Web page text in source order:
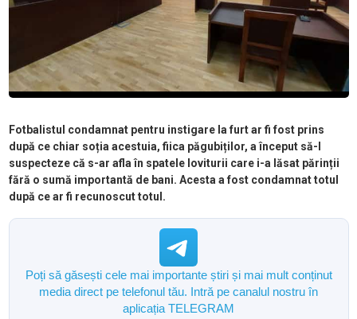
Fotbalistul condamnat pentru instigare la furt ar fi fost prins
după ce chiar soția acestuia, fiica păgubiților, a început să-l
suspecteze că s-ar afla în spatele loviturii care i-a lăsat părinții
fără o sumă importantă de bani. Acesta a fost condamnat totul
după ce ar fi recunoscut totul.
Poți să găsești cele mai importante știri și mai mult conținut
media direct pe telefonul tău. Intră pe canalul nostru în
aplicația TELEGRAM